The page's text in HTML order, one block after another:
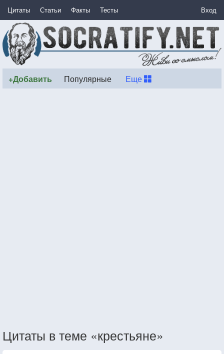
Цитаты Статьи Факты Тесты Вход
+Добавить Популярные Еще
Цитаты в теме «крестьяне»